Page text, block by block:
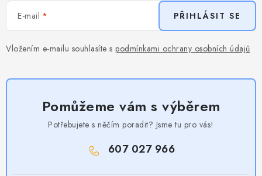
E-mail
Vložením e-mailu souhlasíte s podmínkami ochrany osobních údajů
PŘIHLÁSIT SE
Pomůžeme vám s výběrem
Potřebujete s něčím poradit? Jsme tu pro vás!
607 027 966